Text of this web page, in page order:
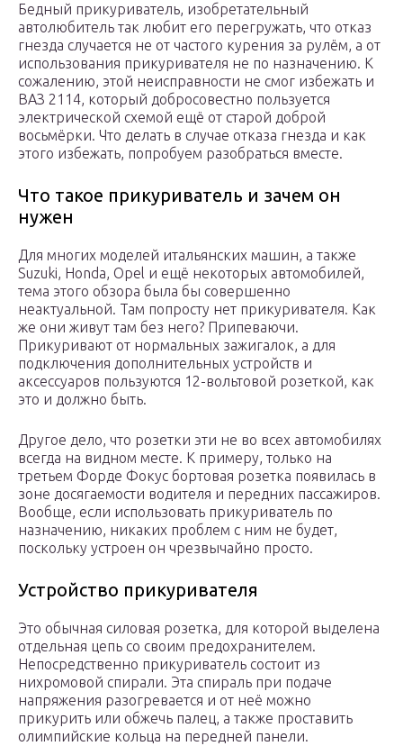
Бедный прикуриватель, изобретательный
автолюбитель так любит его перегружать, что отказ
гнезда случается не от частого курения за рулём, а от
использования прикуривателя не по назначению. К
сожалению, этой неисправности не смог избежать и
ВАЗ 2114, который добросовестно пользуется
электрической схемой ещё от старой доброй
восьмёрки. Что делать в случае отказа гнезда и как
этого избежать, попробуем разобраться вместе.
Что такое прикуриватель и зачем он
нужен
Для многих моделей итальянских машин, а также
Suzuki, Honda, Opel и ещё некоторых автомобилей,
тема этого обзора была бы совершенно
неактуальной. Там попросту нет прикуривателя. Как
же они живут там без него? Припеваючи.
Прикуривают от нормальных зажигалок, а для
подключения дополнительных устройств и
аксессуаров пользуются 12-вольтовой розеткой, как
это и должно быть.
Другое дело, что розетки эти не во всех автомобилях
всегда на видном месте. К примеру, только на
третьем Форде Фокус бортовая розетка появилась в
зоне досягаемости водителя и передних пассажиров.
Вообще, если использовать прикуриватель по
назначению, никаких проблем с ним не будет,
поскольку устроен он чрезвычайно просто.
Устройство прикуривателя
Это обычная силовая розетка, для которой выделена
отдельная цепь со своим предохранителем.
Непосредственно прикуриватель состоит из
нихромовой спирали. Эта спираль при подаче
напряжения разогревается и от неё можно
прикурить или обжечь палец, а также проставить
олимпийские кольца на передней панели.